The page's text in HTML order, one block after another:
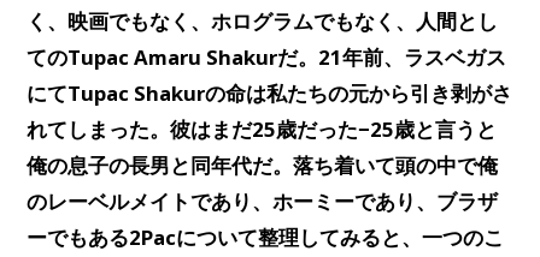
く、映画でもなく、ホログラムでもなく、人間とし
てのTupac Amaru Shakurだ。21年前、ラスベガス
にてTupac Shakurの命は私たちの元から引き剥がさ
れてしまった。彼はまだ25歳だった−25歳と言うと
俺の息子の長男と同年代だ。落ち着いて頭の中で俺
のレーベルメイトであり、ホーミーであり、ブラザ
ーでもある2Pacについて整理してみると、一つのこ